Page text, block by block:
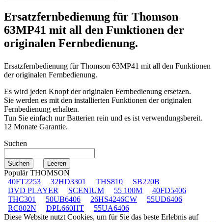
Ersatzfernbedienung für Thomson
63MP41 mit all den Funktionen der
originalen Fernbedienung.
Ersatzfernbedienung fürThomson 63MP41 mit all den Funktionen
der originalen Fernbedienung.
Es wird jeden Knopf der originalen Fernbedienung ersetzen.
Sie werden es mit den installierten Funktionen der originalen
Fernbedienung erhalten.
Tun Sie einfach nur Batterien rein und es ist verwendungsbereit.
12 Monate Garantie.
Suchen
Populär THOMSON
40FT2253
32HD3301 THS810
SB220B
DVD PLAYER
SCENIUM 55 100M
40FD5406
THC301
50UB6406 26HS4246CW
55UD6406
RC802N
DPL660HT
55UA6406
Diese Website nutzt Cookies, um für Sie das beste Erlebnis auf